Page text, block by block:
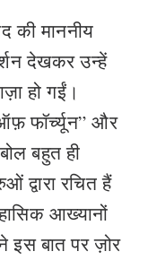
की माननीय
देखकर उन्हें
हो गईं।
फॉर्च्यून” और
बहुत ही
द्वारा रचित हैं
आख्यानों
इस बात पर ज़ोर